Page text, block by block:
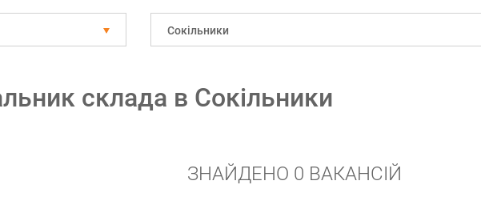
Сокільники
склада в Сокільники
ЗНАЙДЕНО 0 ВАКАНСІЙ